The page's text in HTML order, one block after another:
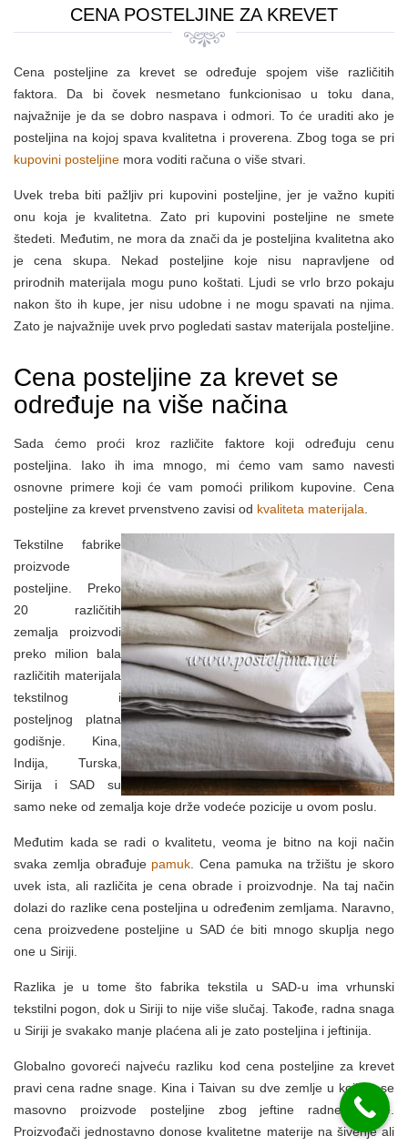
CENA POSTELJINE ZA KREVET
Cena posteljine za krevet se određuje spojem više različitih
faktora. Da bi čovek nesmetano funkcionisao u toku dana,
najvažnije je da se dobro naspava i odmori. To će uraditi ako je
posteljina na kojoj spava kvalitetna i proverena. Zbog toga se pri
kupovini posteljine mora voditi računa o više stvari.
Uvek treba biti pažljiv pri kupovini posteljine, jer je važno kupiti
onu koja je kvalitetna. Zato pri kupovini posteljine ne smete
štedeti. Međutim, ne mora da znači da je posteljina kvalitetna ako
je cena skupa. Nekad posteljine koje nisu napravljene od
prirodnih materijala mogu puno koštati. Ljudi se vrlo brzo pokaju
nakon što ih kupe, jer nisu udobne i ne mogu spavati na njima.
Zato je najvažnije uvek prvo pogledati sastav materijala posteljine.
Cena posteljine za krevet se
određuje na više načina
Sada ćemo proći kroz različite faktore koji određuju cenu
posteljina. Iako ih ima mnogo, mi ćemo vam samo navesti
osnovne primere koji će vam pomoći prilikom kupovine. Cena
posteljine za krevet prvenstveno zavisi od kvaliteta materijala
Tekstilne fabrike
proizvode
posteljine. Preko
20 različitih
zemalja proizvodi
preko milion bala
različitih materijala
tekstilnog i
posteljnog platna
godišnje. Kina,
Indija, Turska,
Sirija i SAD su
samo neke od zemalja koje drže vodeće pozicije u ovom poslu.
Međutim kada se radi o kvalitetu, veoma je bitno na koji način
svaka zemlja obrađuje pamuk . Cena pamuka na tržištu je skoro
uvek ista, ali različita je cena obrade i proizvodnje. Na taj način
dolazi do razlike cena posteljina u određenim zemljama. Naravno,
cena proizvedene posteljine u SAD će biti mnogo skuplja nego
one u Siriji.
Razlika je u tome što fabrika tekstila u SAD-u ima vrhunski
tekstilni pogon, dok u Siriji to nije više slučaj. Takođe, radna snaga
u Siriji je svakako manje plaćena ali je zato posteljina i jeftinija.
Globalno govoreći najveću razliku kod cena posteljine za krevet
pravi cena radne snage. Kina i Taivan su dve zemlje u kojima se
masovno proizvode posteljine zbog jeftine radne snage.
Proizvođači jednostavno donose kvalitetne materije na šivenje ali